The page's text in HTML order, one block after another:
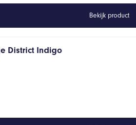
Bekijk product
District Indigo